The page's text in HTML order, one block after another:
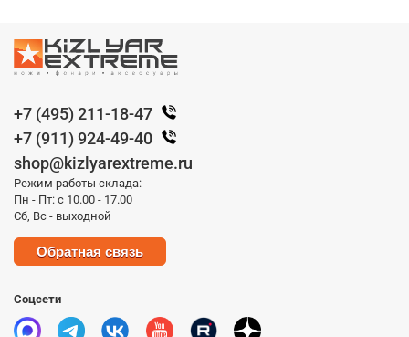
+7 (495) 211-18-47
+7 (911) 924-49-40
shop@kizlyarextreme.ru
Режим работы склада:
Пн - Пт: с 10.00 - 17.00
Сб, Вс - выходной
Обратная связь
Соцсети